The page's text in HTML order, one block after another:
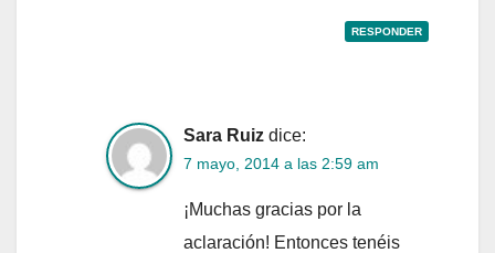
RESPONDER
Sara Ruiz dice:
7 mayo, 2014 a las 2:59 am
¡Muchas gracias por la
aclaración! Entonces tenéis